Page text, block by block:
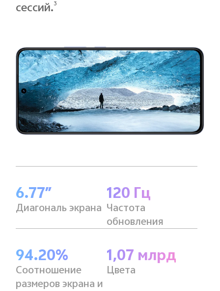
сессий.3
6.77″
Диагональ экрана
120 Гц
Частота
обновления
94.20%
Соотношение
размеров экрана и
1,07 млрд
Цвета